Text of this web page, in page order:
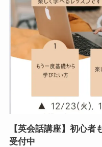
【英会話講座】初心者
受付中